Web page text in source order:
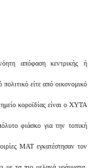
απόφαση κεντρικής ή
πολιτικό είτε από οικονομικό
κοροϊδίας είναι ο ΧΥΤΑ
φιάσκο για την τοπική
ΜΑΤ εγκατέστησαν τον